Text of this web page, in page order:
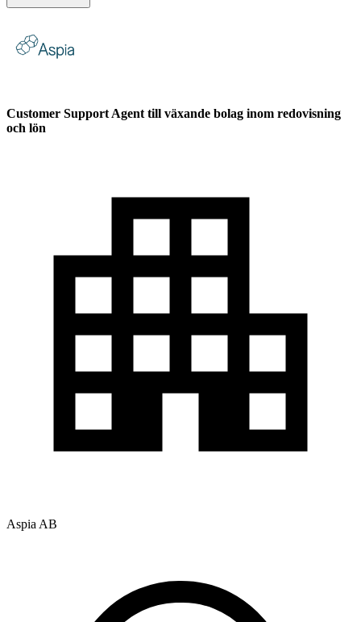
Customer Support Agent till växande bolag inom redovisning
och lön
Aspia AB